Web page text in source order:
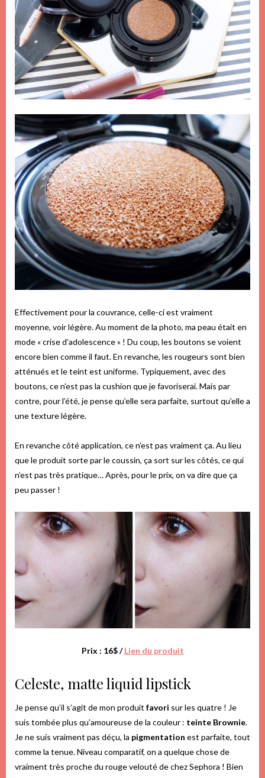
Effectivement pour la couvrance, celle-ci est vraiment
moyenne, voir légère. Au moment de la photo, ma peau était en
mode « crise d’adolescence » ! Du coup, les boutons se voient
encore bien comme il faut. En revanche, les rougeurs sont bien
atténués et le teint est uniforme. Typiquement, avec des
boutons, ce n’est pas la cushion que je favoriserai. Mais par
contre, pour l’été, je pense qu’elle sera parfaite, surtout qu’elle a
une texture légère.
En revanche côté application, ce n’est pas vraiment ça. Au lieu
que le produit sorte par le coussin, ça sort sur les côtés, ce qui
n’est pas très pratique… Après, pour le prix, on va dire que ça
peu passer !
Prix : 16$ /Lien du produit
Celeste, matte liquid lipstick
Je pense qu’il s’agit de mon produit favori sur les quatre ! Je
suis tombée plus qu’amoureuse de la couleur : teinte Brownie.
Je ne suis vraiment pas déçu, la pigmentation est parfaite, tout
comme la tenue. Niveau comparatif, on a quelque chose de
vraiment très proche du rouge velouté de chez Sephora ! Bien